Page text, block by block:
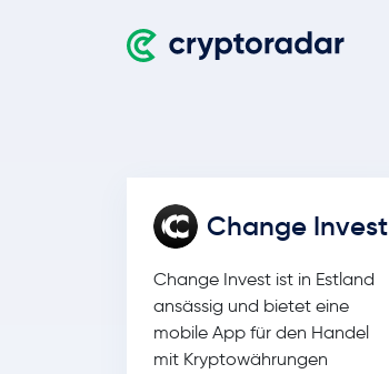
Change Invest
Change Invest ist in Estland
ansässig und bietet eine
mobile App für den Handel
mit Kryptowährungen